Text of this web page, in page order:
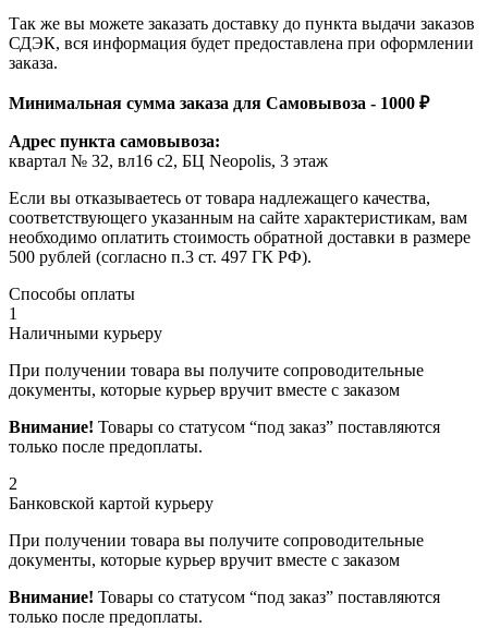
Так же вы можете заказать доставку до пункта выдачи заказов
СДЭК, вся информация будет предоставлена при оформлении
заказа.
Минимальная сумма заказа для Самовывоза - 1000 ₽
Адрес пункта самовывоза:
квартал № 32, вл16 с2, БЦ Neopolis, 3 этаж
Если вы отказываетесь от товара надлежащего качества,
соответствующего указанным на сайте характеристикам, вам
необходимо оплатить стоимость обратной доставки в размере
500 рублей (согласно п.3 ст. 497 ГК РФ).
Способы оплаты
1
Наличными курьеру
При получении товара вы получите сопроводительные
документы, которые курьер вручит вместе с заказом
Внимание! Товары со статусом “под заказ” поставляются
только после предоплаты.
2
Банковской картой курьеру
При получении товара вы получите сопроводительные
документы, которые курьер вручит вместе с заказом
Внимание! Товары со статусом “под заказ” поставляются
только после предоплаты.